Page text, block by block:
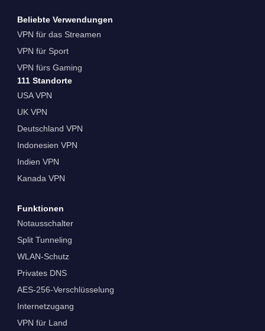
Beliebte Verwendungen
VPN für das Streamen
VPN für Sport
VPN fürs Gaming
111 Standorte
USA VPN
UK VPN
Deutschland VPN
Indonesien VPN
Indien VPN
Kanada VPN
Funktionen
Notausschalter
Split Tunneling
WLAN-Schutz
Privates DNS
AES-256-Verschlüsselung
Internetzugang
VPN für Land